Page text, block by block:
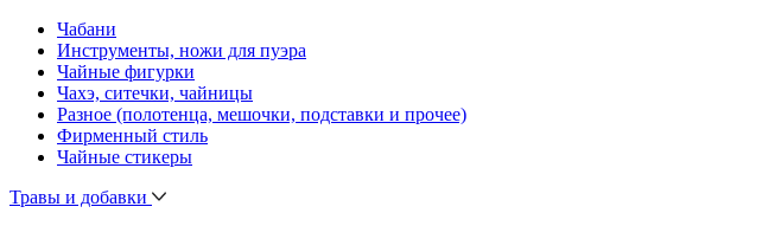
Чабани
Инструменты, ножи для пуэра
Чайные фигурки
Чахэ, ситечки, чайницы
Разное (полотенца, мешочки, подставки и прочее)
Фирменный стиль
Чайные стикеры
Травы и добавки